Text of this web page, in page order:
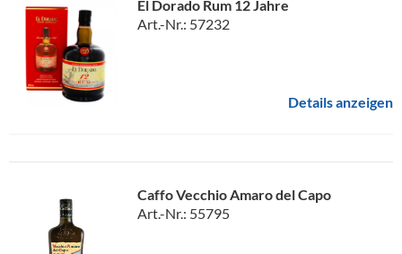
El Dorado Rum 12 Jahre
Art.-Nr.: 57232
Details anzeigen
Caffo Vecchio Amaro del Capo
Art.-Nr.: 55795